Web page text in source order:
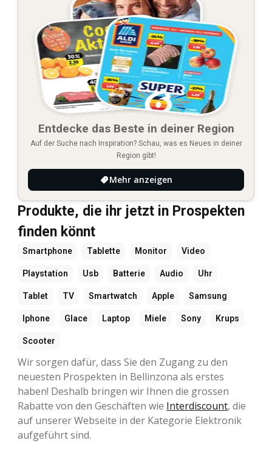
Entdecke das Beste in deiner Region
Auf der Suche nach Inspiration? Schau, was es Neues in deiner
Region gibt!
Mehr anzeigen
Produkte, die ihr jetzt in Prospekten
finden könnt
Smartphone Tablette Monitor Video
Playstation Usb Batterie Audio Uhr
Tablet TV Smartwatch Apple Samsung
Iphone Glace Laptop Miele Sony Krups
Scooter
Wir sorgen dafür, dass Sie den Zugang zu den
neuesten Prospekten in Bellinzona als erstes
haben! Deshalb bringen wir Ihnen die grossen
Rabatte von den Geschäften wie Interdiscount, die
auf unserer Webseite in der Kategorie Elektronik
aufgeführt sind.